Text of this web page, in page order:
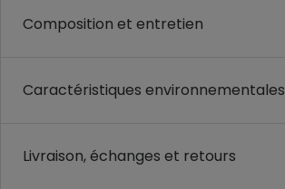
Composition et entretien
Caractéristiques environnementales
Livraison, échanges et retours